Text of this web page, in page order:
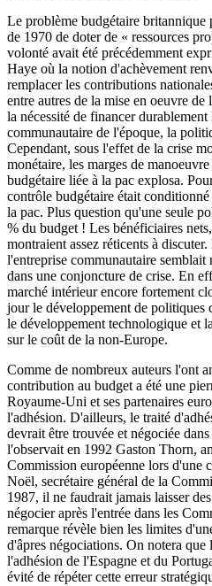
Le problème budgétaire britannique
de 1970 de doter de « ressources
volonté avait été précédemment
Haye où la notion d'achèvement
remplacer les contributions
entre autres de la mise en oeuvre
la nécessité de financer
communautaire de l'époque, la
Cependant, sous l'effet de la crise
monétaire, les marges de
budgétaire liée à la pac explosa.
contrôle budgétaire était
la pac. Plus question qu'une seule
% du budget ! Les bénéficiaires
montraient assez réticents à
l'entreprise communautaire semblait
dans une conjoncture de crise. En
marché intérieur encore fortement
jour le développement de politiques
le développement technologique et
sur le coût de la non-Europe.
Comme de nombreux auteurs l'ont
contribution au budget a été une
Royaume-Uni et ses partenaires
l'adhésion. D'ailleurs, le traité
devrait être trouvée et négociée
l'observait en 1992 Gaston Thorn,
Commission européenne lors d'une
Noël, secrétaire général de la
1987, il ne faudrait jamais laisser
négocier après l'entrée dans les
remarque révèle bien les limites
d'âpres négociations. On notera
l'adhésion de l'Espagne et du
évité de répéter cette erreur